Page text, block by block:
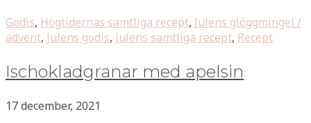
Godis, Högtidernas samtliga recept, Julens glöggmingel /
advent, Julens godis, Julens samtliga recept, Recept
Ischokladgranar med apelsin
17 december, 2021